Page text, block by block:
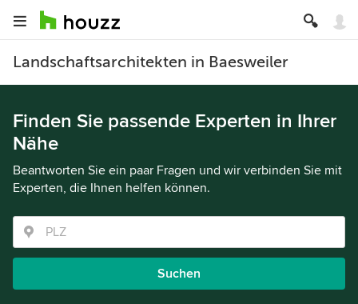
Landschaftsarchitekten in Baesweiler
Finden Sie passende Experten in Ihrer
Nähe
Beantworten Sie ein paar Fragen und wir verbinden Sie mit
Experten, die Ihnen helfen können.
Suchen